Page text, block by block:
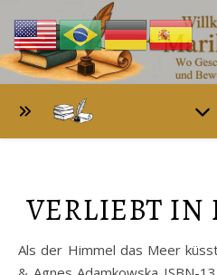
VERLIEBT IN
Als der Himmel das Meer küsste Autor Marilia Grossmann